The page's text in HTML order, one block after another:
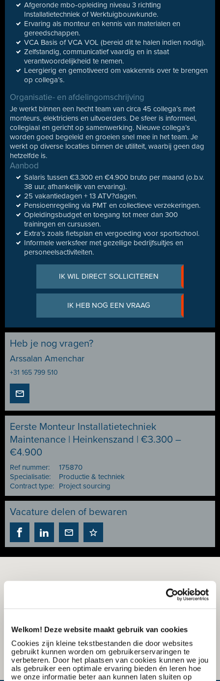
Welkom! Deze website maakt gebruik van cookies
Cookies zijn kleine tekstbestanden die door websites
gebruikt kunnen worden om gebruikerservaringen te
verbeteren. Door het plaatsen van cookies kunnen we jou
als gebruiker een optimale ervaring bieden én leren hoe
we onze informatie beter aan kunnen laten sluiten op
Afgeronde mbo-opleiding niveau 3 richting
Installatietechniek of Werktuigbouwkunde.
Ervaring als monteur en kennis van materialen en
gereedschappen.
VCA Basis of VCA VOL (bereid dit te halen indien nodig).
Zelfstandig, communicatief vaardig en in staat
verantwoordelijkheid te nemen.
Leergierig en gemotiveerd om vakkennis over te brengen
op collega’s.
Organisatie- en afdelingomschrijving
Je werkt binnen een hecht team van circa 45 collega’s met
monteurs, elektriciens en uitvoerders. De sfeer is informeel,
collegiaal en gericht op samenwerking. Nieuwe collega’s
worden goed begeleid en groeien snel mee in het team. Je
werkt op diverse locaties binnen de utiliteit, waarbij geen dag
hetzelfde is.
Aanbod
Salaris tussen €3.300 en €4.900 bruto per maand (o.b.v.
38 uur, afhankelijk van ervaring).
25 vakantiedagen + 13 ATV?dagen.
Pensioenregeling via PMT en collectieve verzekeringen.
Opleidingsbudget en toegang tot meer dan 300
trainingen en cursussen.
Extra’s zoals fietsplan en vergoeding voor sportschool.
Informele werksfeer met gezellige bedrijfsuitjes en
personeelsactiviteiten.
IK WIL DIRECT SOLLICITEREN
IK HEB NOG EEN VRAAG
Heb je nog vragen?
Arssalan Amenchar
+31 165 799 510
Eerste Monteur Installatietechniek
Maintenance | Heinkenszand | €3.300 –
€4.900
Ref nummer:
175870
Specialisatie:
Productie & techniek
Contract type:
Project sourcing
Vacature delen of bewaren